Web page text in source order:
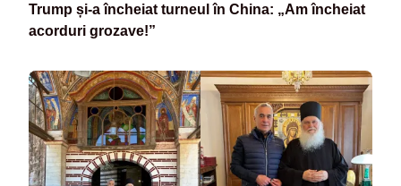
Trump și-a încheiat turneul în China: „Am încheiat
acorduri grozave!”